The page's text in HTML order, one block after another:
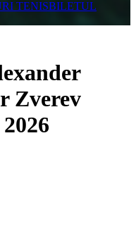
TENISBILETUL
Zverev